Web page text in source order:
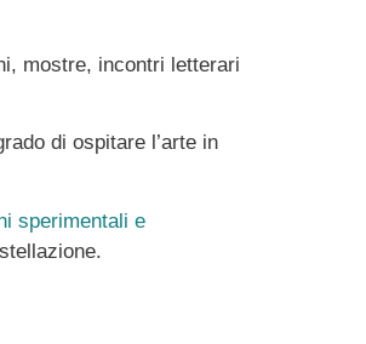
mostre, incontri letterari
di ospitare l’arte in
sperimentali e